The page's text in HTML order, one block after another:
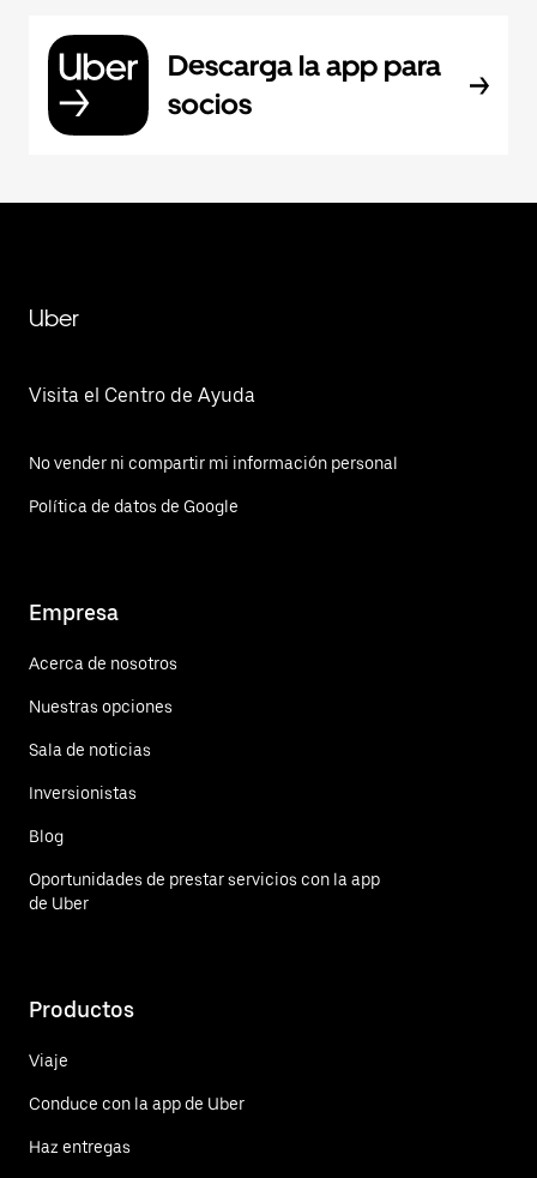
Descarga la app para
socios
Uber
Visita el Centro de Ayuda
No vender ni compartir mi información personal
Política de datos de Google
Empresa
Acerca de nosotros
Nuestras opciones
Sala de noticias
Inversionistas
Blog
Oportunidades de prestar servicios con la app
de Uber
Productos
Viaje
Conduce con la app de Uber
Haz entregas